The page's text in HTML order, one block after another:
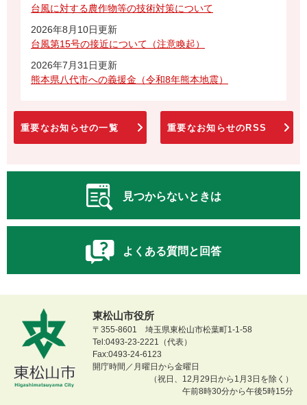
台風に対する農作物等の技術対策について
2026年8月10日更新
台風第15号の接近について（注意喚起）
2026年7月31日更新
熊本県八代市への義援金（令和8年熊本地震）
重要なお知らせの一覧 重要なお知らせのRSS
見つからないときは
よくある質問と回答
東松山市役所
〒355-8601 埼玉県東松山市松葉町1-1-58
Tel:0493-23-2221（代表）
Fax:0493-24-6123
開庁時間／月曜日から金曜日
（祝日、12月29日から1月3日を除く）
午前8時30分から午後5時15分